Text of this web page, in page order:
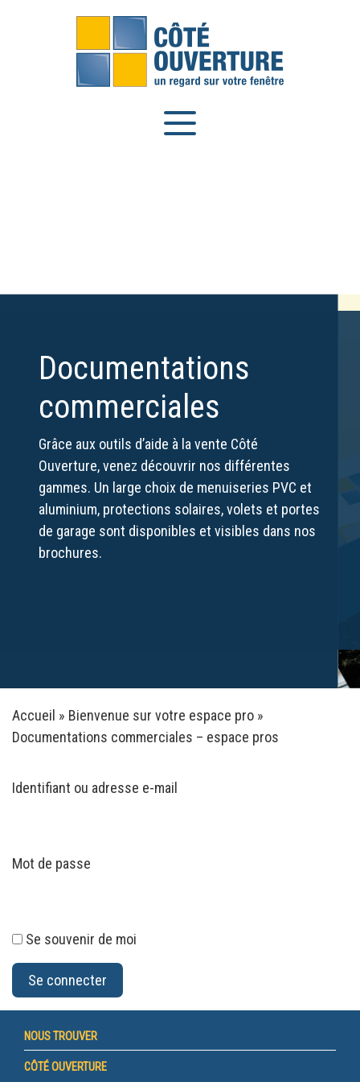
Documentations
commerciales
Grâce aux outils d’aide à la vente Côté
Ouverture, venez découvrir nos différentes
gammes. Un large choix de menuiseries PVC et
aluminium, protections solaires, volets et portes
de garage sont disponibles et visibles dans nos
brochures.
Accueil » Bienvenue sur votre espace pro »
Documentations commerciales – espace pros
Identifiant ou adresse e-mail
Mot de passe
Se souvenir de moi
NOUS TROUVER
CÔTÉ OUVERTURE